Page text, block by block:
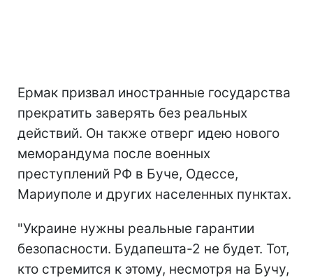
Ермак призвал иностранные государства
прекратить заверять без реальных
действий. Он также отверг идею нового
меморандума после военных
преступлений РФ в Буче, Одессе,
Мариуполе и других населенных пунктах.
"Украине нужны реальные гарантии
безопасности. Будапешта-2 не будет. Тот,
кто стремится к этому, несмотря на Бучу,